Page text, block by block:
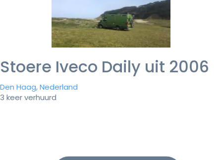
Stoere Iveco Daily uit 2006
Den Haag, Nederland
3 keer verhuurd